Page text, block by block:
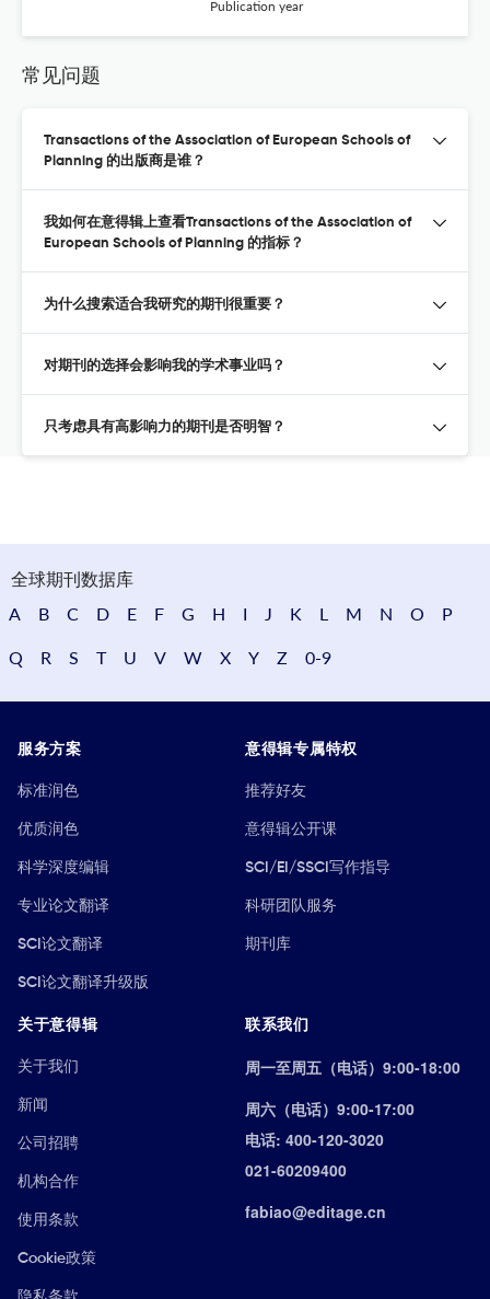
Publication year
常见问题
Transactions of the Association of European Schools of
Planning 的出版商是谁？
我如何在意得辑上查看Transactions of the Association of
European Schools of Planning 的指标？
为什么搜索适合我研究的期刊很重要？
对期刊的选择会影响我的学术事业吗？
只考虑具有高影响力的期刊是否明智？
全球期刊数据库
A
B C D E F G H I J K L M N O P
Q R S T U V W X Y Z 0-9